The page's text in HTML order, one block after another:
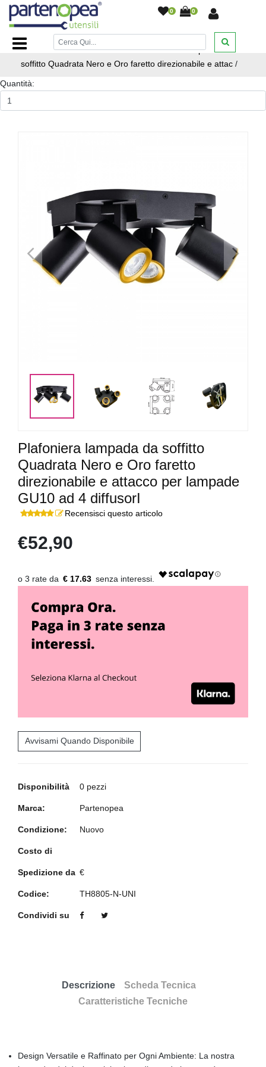
0 0
Home Page/ILLUMINAZIONE LED/LAMPADE LED
LAMPADINE E FARETTI SPOT/Plafoniera lampada da
soffitto Quadrata Nero e Oro faretto direzionabile e attac /
Quantità:
< >
Plafoniera lampada da soffitto
Quadrata Nero e Oro faretto
direzionabile e attacco per lampade
GU10 ad 4 diffusorI
Recensisci questo articolo
€52,90
€ 17.63
Avvisami Quando Disponibile
Disponibilità 0 pezzi
Marca: Partenopea
Condizione: Nuovo
Costo di
Spedizione da €
Codice: TH8805-N-UNI
Condividi su
Descrizione
Scheda Tecnica
Caratteristiche Tecniche
Design Versatile e Raffinato per Ogni Ambiente: La nostra